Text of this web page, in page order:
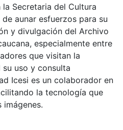
Secretaria del Cultura
aunar esfuerzos para su
y divulgación del Archivo
especialmente entre
que visitan la
uso y consulta
Icesi es un colaborador en
la tecnología que
imágenes.